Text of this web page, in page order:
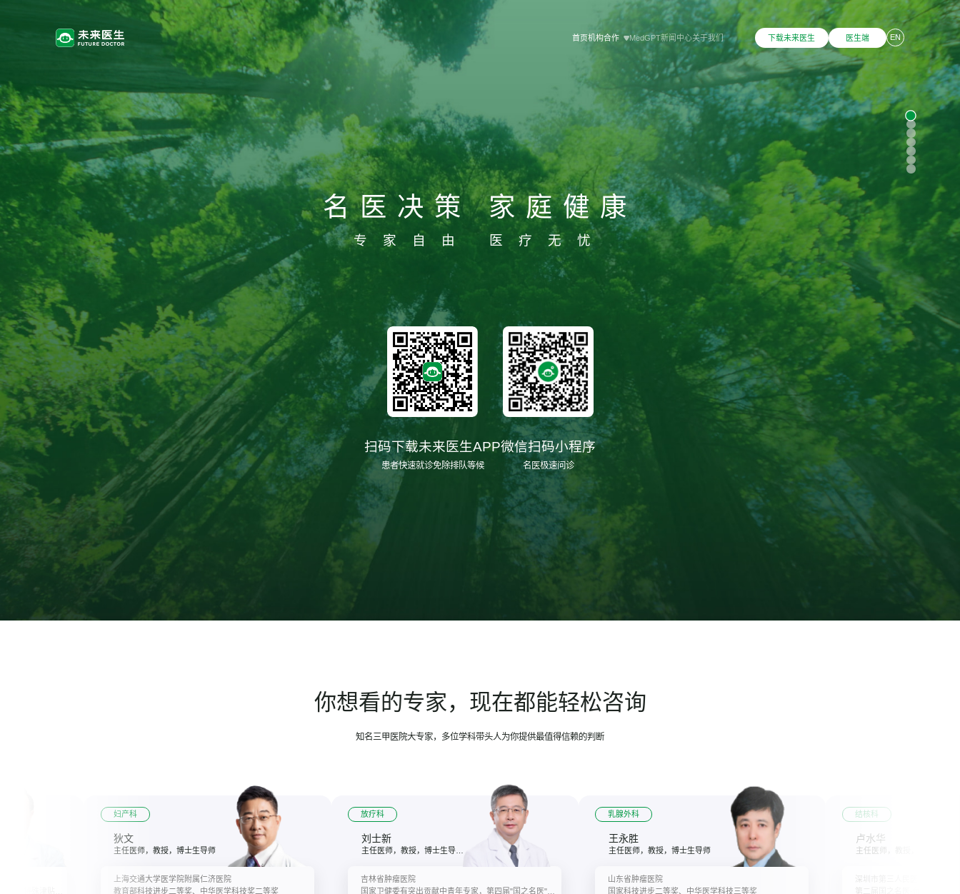
首页机构合作 MedGPT新闻中心关于我们 下载未来医生 医生端
立即体验
EN
名医决策 家庭健康
专家自由 医疗无忧
扫码下载未来医生APP
患者快速就诊免除排队等候
微信扫码小程序
名医极速问诊
你想看的专家，现在都能轻松咨询
知名三甲医院大专家，多位学科带头人为你提供最值得信赖的判断
妇产科
狄文
主任医师，教授，博士生导师
上海交通大学医学院附属仁济医院
教育部科技进步二等奖、中华医学科技奖二等奖
放疗科
刘士新
主任医师，教授，博士生导师、吉林省肿瘤医院恶性肿瘤临床精准放疗研究中心首席专家
吉林省肿瘤医院
乳腺外科
王永胜
主任医师，教授，博士生导师
山东省肿瘤医院
国家科技进步二等奖、中华医学科技三等奖
结核科
卢水华
主任医师，教授，博士生导师
深圳市第三人民医院
第二届国之名医·优秀风范奖